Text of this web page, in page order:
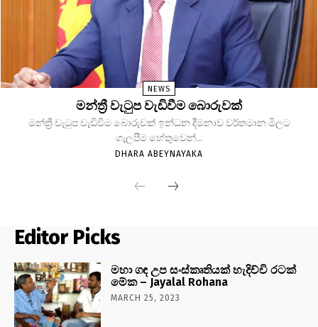
NEWS
මන්ත්‍රී වැටුප වැඩිවීම බොරුවක්
මන්ත්‍රී වැටුප වැඩිවීම බොරුවක් ඉන්ධන දීමනාව වර්තමාන මිලට
ගැලපීම හේතුවෙන්...
DHARA ABEYNAYAKA
Editor Picks
මහා ගඳ උප සංස්කෘතියක් හැදිච්චි රටක්
මේක – Jayalal Rohana
MARCH 25, 2023